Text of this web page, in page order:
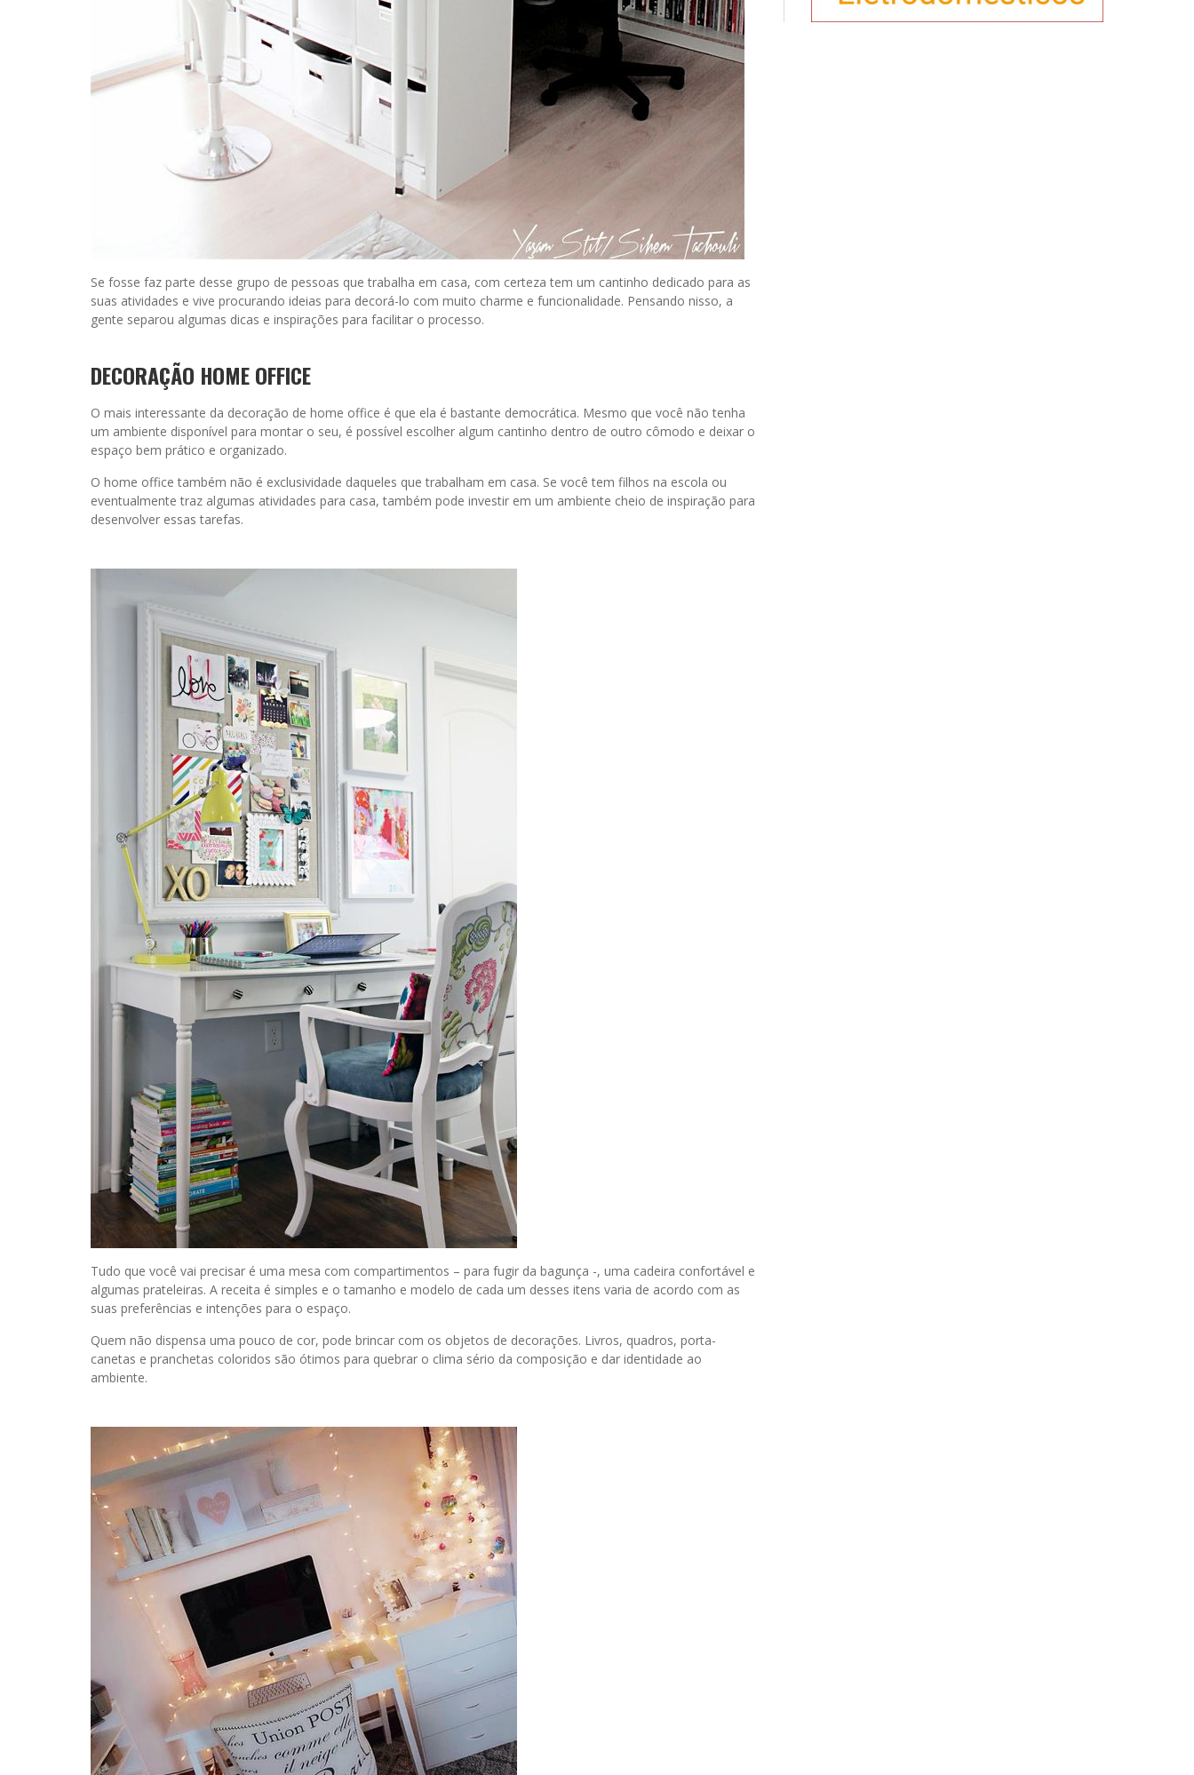
Se fosse faz parte desse grupo de pessoas que trabalha em casa, com certeza tem um cantinho dedicado para as
suas atividades e vive procurando ideias para decorá-lo com muito charme e funcionalidade. Pensando nisso, a
gente separou algumas dicas e inspirações para facilitar o processo.
DECORAÇÃO HOME OFFICE
O mais interessante da decoração de home office é que ela é bastante democrática. Mesmo que você não tenha
um ambiente disponível para montar o seu, é possível escolher algum cantinho dentro de outro cômodo e deixar o
espaço bem prático e organizado.
O home office também não é exclusividade daqueles que trabalham em casa. Se você tem filhos na escola ou
eventualmente traz algumas atividades para casa, também pode investir em um ambiente cheio de inspiração para
desenvolver essas tarefas.
Tudo que você vai precisar é uma mesa com compartimentos – para fugir da bagunça -, uma cadeira confortável e
algumas prateleiras. A receita é simples e o tamanho e modelo de cada um desses itens varia de acordo com as
suas preferências e intenções para o espaço.
Quem não dispensa uma pouco de cor, pode brincar com os objetos de decorações. Livros, quadros, porta-
canetas e pranchetas coloridos são ótimos para quebrar o clima sério da composição e dar identidade ao
ambiente.